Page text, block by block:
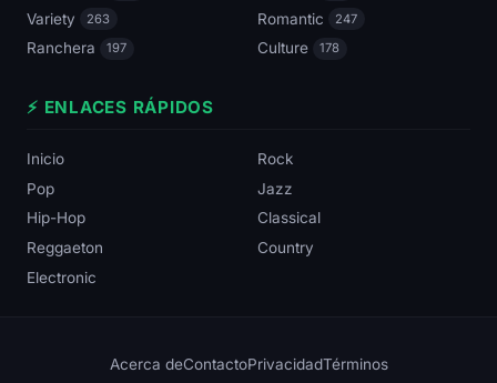
Variety 263 Romantic 247
Ranchera 197 Culture 178
⚡ ENLACES RÁPIDOS
Inicio
Rock
Pop
Jazz
Hip-Hop
Classical
Reggaeton
Country
Electronic
Acerca deContactoPrivacidadTérminos